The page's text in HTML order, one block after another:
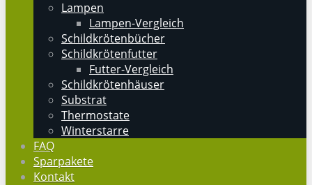
Lampen
Lampen-Vergleich
Schildkrötenbücher
Schildkrötenfutter
Futter-Vergleich
Schildkrötenhäuser
Substrat
Thermostate
Winterstarre
FAQ
Sparpakete
Kontakt